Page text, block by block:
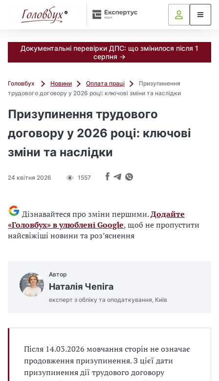
Документальні перевірки ДПС: що змінилося після 1
серпня →
Головбух Новини Оплата праці
Призупинення
трудового договору у 2026 році: ключові зміни та наслідки
Призупинення трудового
договору у 2026 році: ключові
зміни та наслідки
24 квітня 2026 1557
Дізнавайтеся про зміни першими.Додайте
«Головбух» в улюблені Google, щоб не пропустити
найсвіжіші новини та роз’яснення
Автор
Наталія Чепіга
експерт з обліку та оподаткування, Київ
Після 14.03.2026 мовчання сторін не означає
продовження призупинення. З цієї дати
призупинення дії трудового договору